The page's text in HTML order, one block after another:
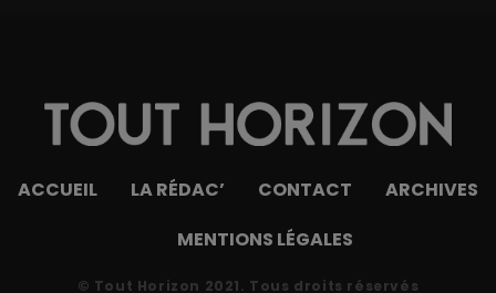
ACCUEIL LA RÉDAC’ CONTACT
ARCHIVES
MENTIONS LÉGALES
© Tout Horizon 2021. Tous droits réservés